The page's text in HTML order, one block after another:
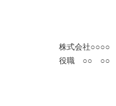
株式会社○○○○
役職 ○○ ○○